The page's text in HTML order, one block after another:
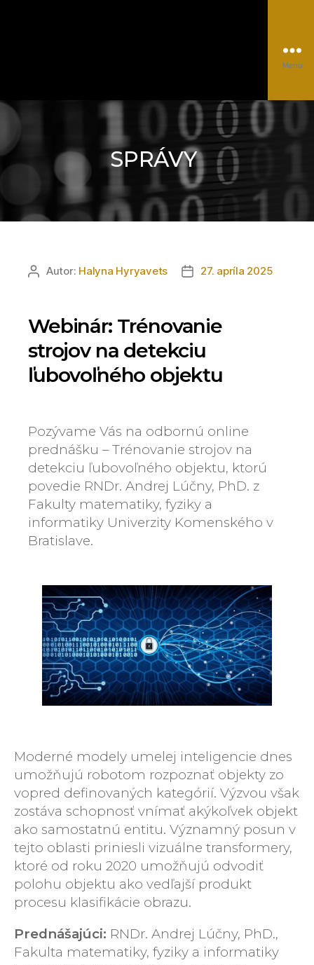
Menu
Kategórie
AutorAutor: Halyna Hyryavets
Dátum
27. apríla 2025
Webinár: Trénovanie
strojov na detekciu
ľubovoľného objektu
Pozývame Vás na odbornú online
prednášku – Trénovanie strojov na
detekciu ľubovoľného objektu, ktorú
povedie RNDr. Andrej Lúčny, PhD. z
Fakulty matematiky, fyziky a
informatiky Univerzity Komenského v
Bratislave.
Moderné modely umelej inteligencie dnes
umožňujú robotom rozpoznať objekty zo
vopred definovaných kategórií. Výzvou však
zostáva schopnosť vnímať akýkoľvek objekt
ako samostatnú entitu. Významný posun v
tejto oblasti priniesli vizuálne transformery,
ktoré od roku 2020 umožňujú odvodiť
polohu objektu ako vedľajší produkt
procesu klasifikácie obrazu.
Prednášajúci: RNDr. Andrej Lúčny, PhD.,
Fakulta matematiky, fyziky a informatiky